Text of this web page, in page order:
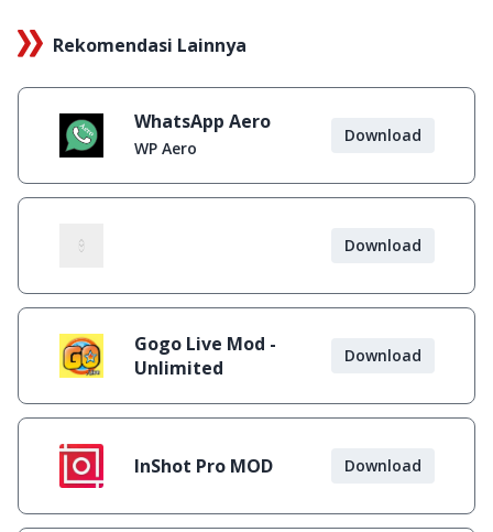
Rekomendasi Lainnya
WhatsApp Aero
WP Aero
Download
Download
Gogo Live Mod -
Unlimited
Download
InShot Pro MOD Download